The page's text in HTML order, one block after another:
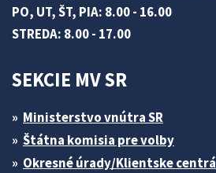
PO, UT, ŠT, PIA: 8.00 - 16.00
STREDA: 8.00 - 17.00
SEKCIE MV SR
Ministerstvo vnútra SR
Štátna komisia pre volby
Okresné úrady/Klientske centrá